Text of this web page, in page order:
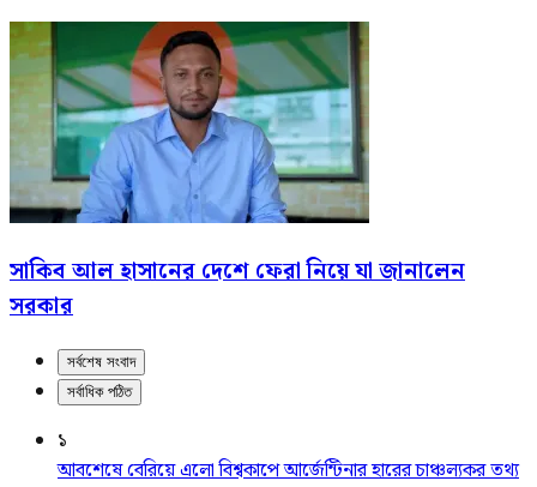
সাকিব আল হাসানের দেশে ফেরা নিয়ে যা জানালেন
সরকার
সর্বশেষ সংবাদ
সর্বাধিক পঠিত
১
আবশেষে বেরিয়ে এলো বিশ্বকাপে আর্জেন্টিনার হারের চাঞ্চল্যকর তথ্য